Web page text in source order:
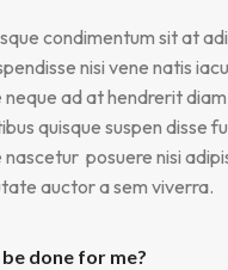
condimentum sit at
nisi vene natis
neque ad at hendrerit
quisque suspen disse
posuere nisi
auctor a sem viverra.
done for me?